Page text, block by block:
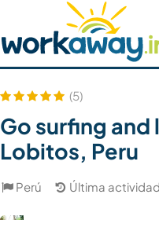
Buscar anfitrión Busca
Seguridad
(5)
Go surfing
Lobitos, Peru
Perú Última